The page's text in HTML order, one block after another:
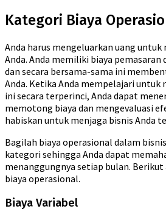
Kategori Biaya
Anda harus mengeluarkan uang
Anda. Anda memiliki biaya pemasaran
dan secara bersama-sama ini
Anda. Ketika Anda mempelajari untuk
ini secara terperinci, Anda dapat
memotong biaya dan mengevaluasi
habiskan untuk menjaga bisnis Anda
Bagilah biaya operasional dalam
kategori sehingga Anda dapat
menanggungnya setiap bulan.
biaya operasional.
Biaya Variabel